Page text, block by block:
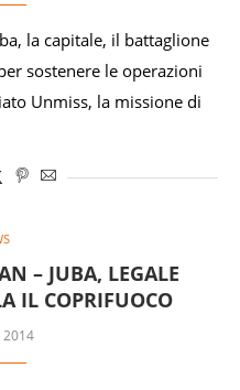
la capitale, il battaglione
sostenere le operazioni
Unmiss, la missione di
– JUBA, LEGALE
IL COPRIFUOCO
2014